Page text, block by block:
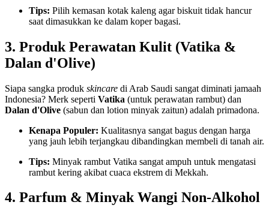
Tips: Pilih kemasan kotak kaleng agar biskuit tidak hancur
saat dimasukkan ke dalam koper bagasi.
3. Produk Perawatan Kulit (Vatika &
Dalan d'Olive)
Siapa sangka produk skincare di Arab Saudi sangat diminati jamaah
Indonesia? Merk seperti Vatika (untuk perawatan rambut) dan
Dalan d'Olive (sabun dan lotion minyak zaitun) adalah primadona.
Kenapa Populer: Kualitasnya sangat bagus dengan harga
yang jauh lebih terjangkau dibandingkan membeli di tanah air.
Tips: Minyak rambut Vatika sangat ampuh untuk mengatasi
rambut kering akibat cuaca ekstrem di Mekkah.
4. Parfum & Minyak Wangi Non-Alkohol